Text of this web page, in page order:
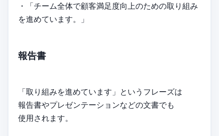
・「チーム全体で顧客満足度向上のための取り組み
を進めています。」
報告書
「取り組みを進めています」というフレーズは
報告書やプレゼンテーションなどの文書でも
使用されます。